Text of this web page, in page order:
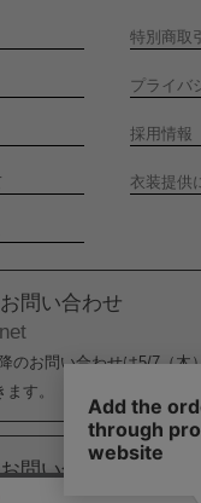
特別商取
プライバ
採用情報
衣装提供
問い合わせ
のお問い合わせは5/7（木
す。
問い合わせ